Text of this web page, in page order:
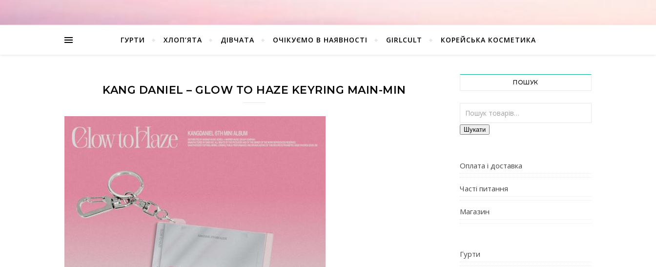
ГУРТИ ХЛОП’ЯТА ДІВЧАТА ОЧІКУЄМО В НАЯВНОСТІ GIRLCULT КОРЕЙСЬКА КОСМЕТИКА
KANG DANIEL – GLOW TO HAZE KEYRING MAIN-MIN
ПОШУК
Шукати:
Шукати
Оплата і доставка
Часті питання
Магазин
Гурти